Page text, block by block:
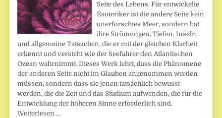
Seite des Lebens. Für entwickelte
Esoteriker ist die andere Seite kein
unerforschtes Meer, sondern hat
ihre Strömungen, Tiefen, Inseln
und allgemeine Tatsachen, die er mit der gleichen Klarheit
erkennt und versteht wie der Seefahrer den Atlantischen
Ozean wahrnimmt. Dieses Werk lehrt, dass die Phänomene
der anderen Seite nicht im Glauben angenommen werden
müssen, sondern dass sie jenen tatsächlich bewusst
werden, die die Zeit und das Studium aufwenden, die für die
Entwicklung der höheren Sinne erforderlich sind.
Weiterlesen …